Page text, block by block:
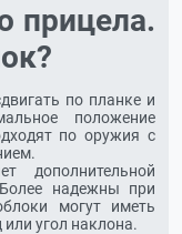
прицела.
по планке и
положение
по оружия с
дополнительной
надежны при
могут иметь
угол наклона.